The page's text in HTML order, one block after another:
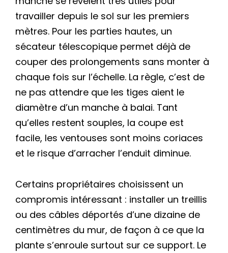
travailler depuis le sol sur les premiers
mètres. Pour les parties hautes, un
sécateur télescopique permet déjà de
couper des prolongements sans monter à
chaque fois sur l’échelle. La règle, c’est de
ne pas attendre que les tiges aient le
diamètre d’un manche à balai. Tant
qu’elles restent souples, la coupe est
facile, les ventouses sont moins coriaces
et le risque d’arracher l’enduit diminue.
Certains propriétaires choisissent un
compromis intéressant : installer un treillis
ou des câbles déportés d’une dizaine de
centimètres du mur, de façon à ce que la
plante s’enroule surtout sur ce support. Le